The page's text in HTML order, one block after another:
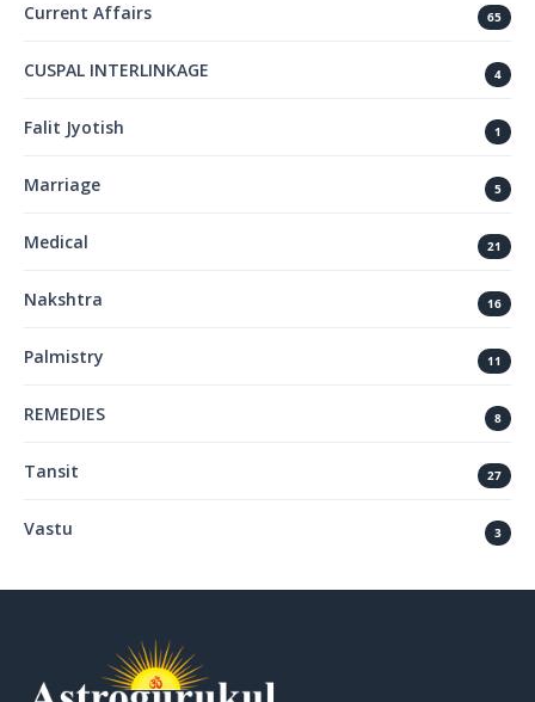
Current Affairs 65
CUSPAL INTERLINKAGE 4
Falit Jyotish 1
Marriage 5
Medical 21
Nakshtra 16
Palmistry 11
REMEDIES 8
Tansit 27
Vastu 3